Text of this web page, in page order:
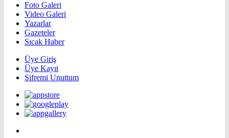
Foto Galeri
Video Galeri
Yazarlar
Gazeteler
Sıcak Haber
Üye Giriş
Üye Kayıt
Şifremi Unuttum